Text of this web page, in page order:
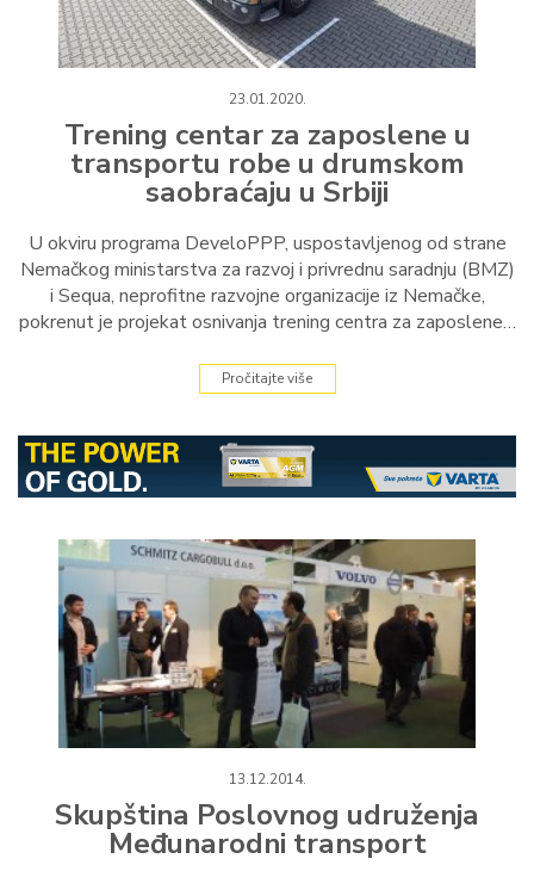
23.01.2020.
Trening centar za zaposlene u
transportu robe u drumskom
saobraćaju u Srbiji
U okviru programa DeveloPPP, uspostavljenog od strane
Nemačkog ministarstva za razvoj i privrednu saradnju (BMZ)
i Sequa, neprofitne razvojne organizacije iz Nemačke,
pokrenut je projekat osnivanja trening centra za zaposlene…
Pročitajte više
13.12.2014.
Skupština Poslovnog udruženja
Međunarodni transport